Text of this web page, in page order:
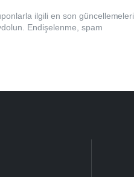
ilgili en son güncellemeleri
Endişelenme, spam